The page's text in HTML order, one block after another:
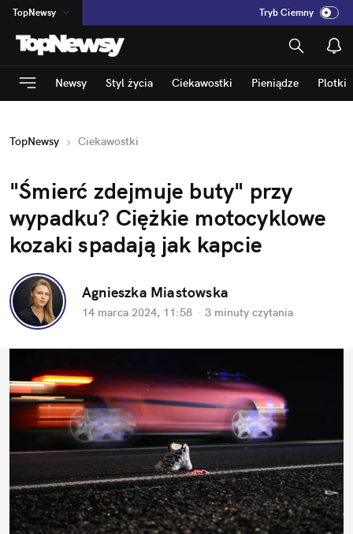
TopNewsy
na:Temat
INN:Poland
ASZ:dziennik
dad:HERO
Tryb Ciemny
Newsy Styl życia Ciekawostki Pieniądze Plotki
TopNewsy Ciekawostki
"Śmierć zdejmuje buty" przy
wypadku? Ciężkie motocyklowe
kozaki spadają jak kapcie
Agnieszka Miastowska
14 marca 2024, 11:58 · 3 minuty czytania